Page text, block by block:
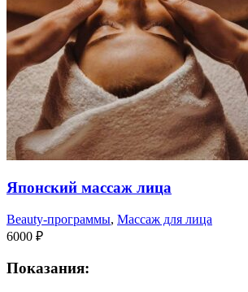
Японский массаж лица
Beauty-программы, Массаж для лица
6000 ₽
Показания: